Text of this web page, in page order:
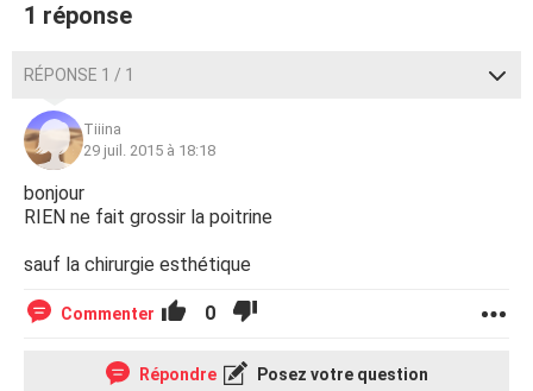
1 réponse
RÉPONSE 1 / 1
Tiiina
29 juil. 2015 à 18:18
bonjour
RIEN ne fait grossir la poitrine
sauf la chirurgie esthétique
Commenter 0
Répondre Posez votre question